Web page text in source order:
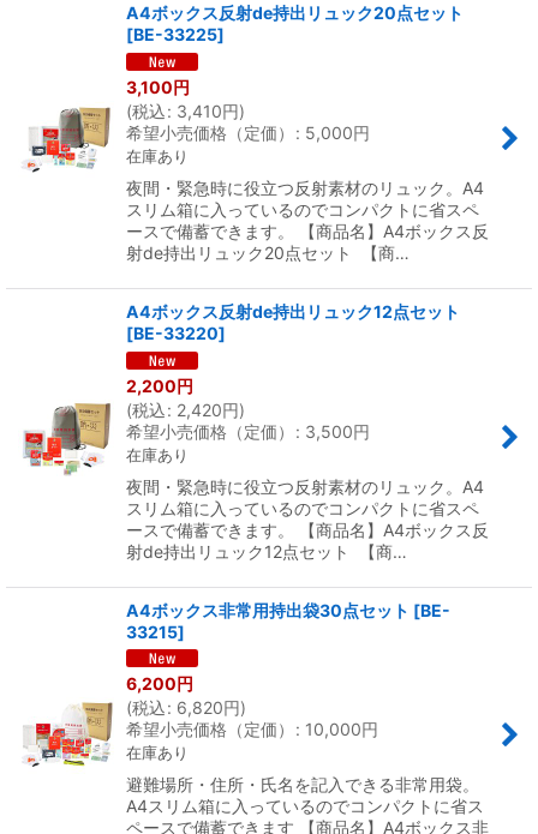
A4ボックス反射de持出リュック20点セット
[BE-33225]
3,100円
(税込: 3,410円)
希望小売価格（定価）
: 5,000円
在庫あり
夜間・緊急時に役立つ反射素材のリュック。A4
スリム箱に入っているのでコンパクトに省スペ
ースで備蓄できます。 【商品名】A4ボックス反
射de持出リュック20点セット 【商…
A4ボックス反射de持出リュック12点セット
[BE-33220]
2,200円
(税込: 2,420円)
希望小売価格（定価）
: 3,500円
在庫あり
夜間・緊急時に役立つ反射素材のリュック。A4
スリム箱に入っているのでコンパクトに省スペ
ースで備蓄できます。 【商品名】A4ボックス反
射de持出リュック12点セット 【商…
A4ボックス非常用持出袋30点セット [BE-
33215]
6,200円
(税込: 6,820円)
希望小売価格（定価）
: 10,000円
在庫あり
避難場所・住所・氏名を記入できる非常用袋。
A4スリム箱に入っているのでコンパクトに省ス
ペースで備蓄できます 【商品名】A4ボックス非